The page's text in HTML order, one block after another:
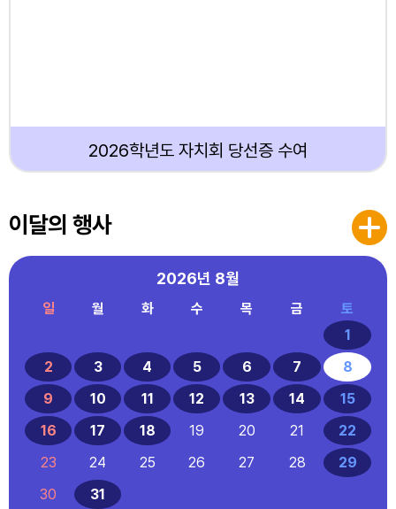
2026학년도 자치회 당선증 수여
이달의 행사
2026년 8월
일 월 화 수 목 금
토
1
2
3 4 5 6 7
8
9
10 11 12 13 14
15
16
17 18 19 20 21
22
23
24 25 26 27 28
29
30
31